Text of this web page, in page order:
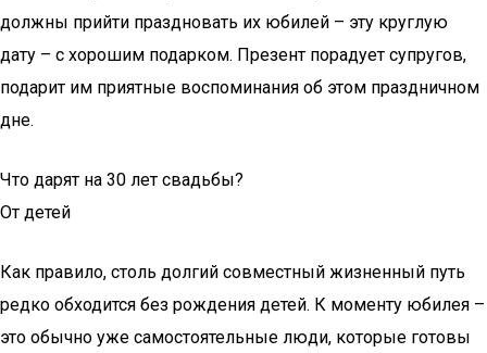
должны прийти праздновать их юбилей – эту круглую
дату – с хорошим подарком. Презент порадует супругов,
подарит им приятные воспоминания об этом праздничном
дне.
Что дарят на 30 лет свадьбы?
От детей
Как правило, столь долгий совместный жизненный путь
редко обходится без рождения детей. К моменту юбилея –
это обычно уже самостоятельные люди, которые готовы